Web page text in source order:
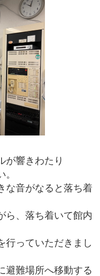
が響きわたり
な音がなると落ち着
ら、落ち着いて館内
行っていただきまし
避難場所へ移動する